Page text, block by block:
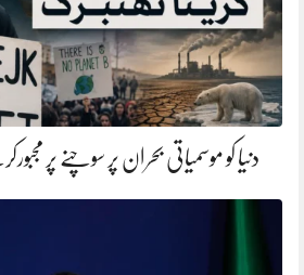
دنیا کو موسمیاتی بحران پر سوچنے پر